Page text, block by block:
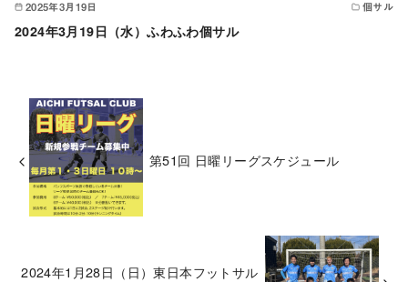
2025年3月19日 個サル
2024年3月19日（水）ふわふわ個サル
第51回 日曜リーグスケジュール
2024年1月28日（日）東日本フットサル